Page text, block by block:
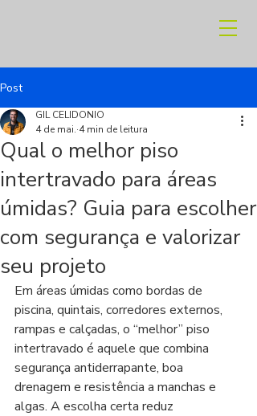
Post
Qual o melhor piso
intertravado para áreas
úmidas? Guia para escolher
com segurança e valorizar
seu projeto
GIL CELIDONIO
4 de mai. 4 min de leitura
Em áreas úmidas como bordas de
piscina, quintais, corredores externos,
rampas e calçadas, o “melhor” piso
intertravado é aquele que combina
segurança antiderrapante, boa
drenagem e resistência a manchas e
algas. A escolha certa reduz